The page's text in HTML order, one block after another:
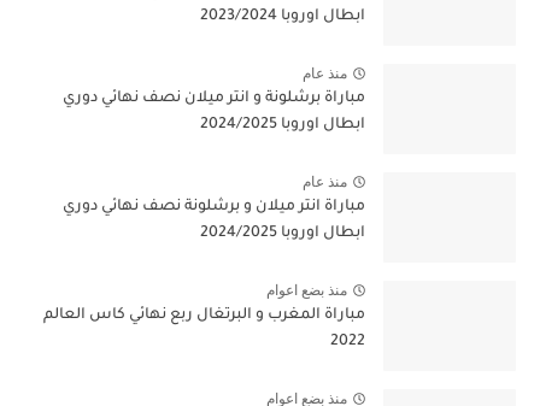
ابطال اوروبا 2023/2024
منذ عام
مباراة برشلونة و انتر ميلان نصف نهائي دوري
ابطال اوروبا 2024/2025
منذ عام
مباراة انتر ميلان و برشلونة نصف نهائي دوري
ابطال اوروبا 2024/2025
منذ بضع اعوام
مباراة المغرب و البرتغال ربع نهائي كاس العالم
2022
منذ بضع اعوام